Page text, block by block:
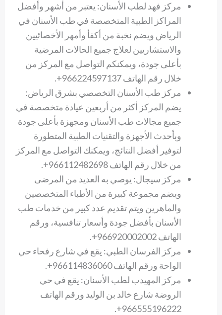
مركز فهد لطب الأسنان: يعتبر من أشهر وأفضل
المراكز الطبية المتخصصة في طب الأسنان في
الرياض ويضم نخبة من أكفأ وأمهر الأخصائيين
والاستشاريين لعلاج جميع الحالات المرضية
بأعلى جودة، ويمكنكم التواصل مع المركز من
خلال رقم الهاتف 966224597137+.
مركز طب الأسنان التخصصي بشرق الرياض:
يضم المركز أكثر من أربعين عيادة متخصصة في
جميع مجالات طب الأسنان ومجهزة بأعلى جودة
وبأحدث الأجهزة والتقنيات الطبية المتطورة
لتوفير أفضل النتائج، ويمكنك التواصل مع المركز
من خلال رقم الهاتف 966112482698+.
مركز سيجال: يوصي به العديد من المرضى
ويضم مجموعة كبيرة من الأطباء المتخصصين
والماهرين ويتم تقديم عدد كبير من خدمات طب
الأسنان بأفضل جودة وأسعار تنافسية، ورقم
الهاتف 966920002002+.
مركز الفرسان الطبي: يقع في شارع رفحاء حي
الواحة ورقم الهاتف 966114836060+.
مركز المهيدب لطب الأسنان: يقع في حي
الروضة شارع خالد بن الوليد ورقم الهاتف
966555196222+.